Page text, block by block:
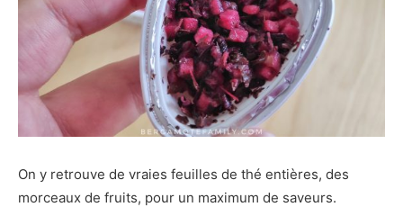
On y retrouve de vraies feuilles de thé entières, des
morceaux de fruits, pour un maximum de saveurs.